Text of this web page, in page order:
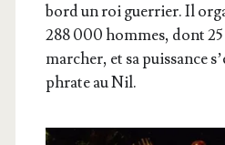
bord un roi guer­rier. Il
288 000 hommes, dont
mar­cher, et sa puis­sance
phrate au Nil.